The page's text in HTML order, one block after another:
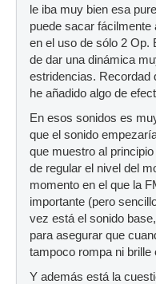
le iba muy bien esa
puede sacar
en el uso de sólo 2 Op.
de dar una dinámica
estridencias. Recordad
he añadido algo de
En esos sonidos es
que el sonido
que muestro al
de regular el nivel del
momento en el que la
importante (pero
vez está el sonido
para asegurar que
tampoco rompa ni
Y además está la